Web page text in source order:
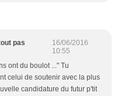
pas
16/06/2016
10:55
ont du boulot ..." Tu
celui de soutenir avec la plus
candidature du futur p'tit